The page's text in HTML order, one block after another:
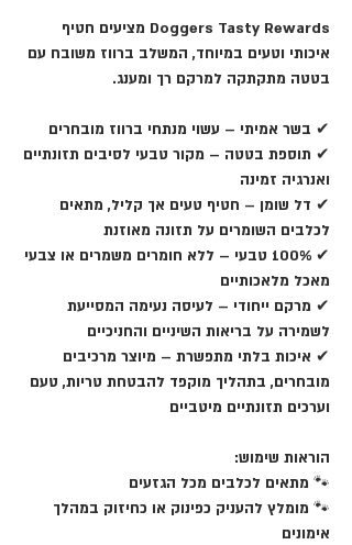
Doggers Tasty Rewards מציעים חטיף
איכותי וטעים במיוחד, המשלב ברווז משובח עם
בטטה מתקתקה למרקם רך ומענג.
✔ בשר אמיתי – עשוי מנתחי ברווז מובחרים
✔ תוספת בטטה – מקור טבעי לסיבים תזונתיים
ואנרגיה זמינה
✔ דל שומן – חטיף טעים אך קליל, מתאים
לכלבים השומרים על תזונה מאוזנת
✔ 100% טבעי
– ללא חומרים משמרים או צבעי
מאכל מלאכותיים
✔ מרקם ייחודי – לעיסה נעימה המסייעת
לשמירה על בריאות השיניים והחניכיים
✔ איכות בלתי מתפשרת – מיוצר מרכיבים
מובחרים, בתהליך מוקפד להבטחת טריות, טעם
וערכים תזונתיים מיטביים
הוראות שימוש:
🐾 מתאים לכלבים מכל הגזעים
🐾 מומלץ להעניק כפינוק או כחיזוק במהלך
אימונים